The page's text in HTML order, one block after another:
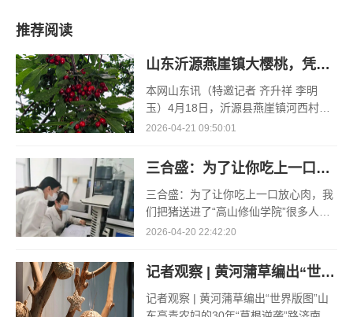
推荐阅读
山东沂源燕崖镇大樱桃，凭什么一路领“鲜”
本网山东讯（特邀记者 齐升祥 李明
玉）4月18日，沂源县燕崖镇河西村孟
凡红的空调大棚里，大棚樱桃的采收却
桃，其
2026-04-21 09:50:01
三合盛：为了让你吃上一口放心肉，我们把猪送进了“高山修仙学院”
三合盛：为了让你吃上一口放心肉，我
们把猪送进了“高山修仙学院”很多人问
我，现在的生鲜赛道已经卷成麻花了，
这样？答案其实很简单
2026-04-20 22:42:20
记者观察 | 黄河蒲草编出“世界版图”
记者观察 | 黄河蒲草编出“世界版图”山